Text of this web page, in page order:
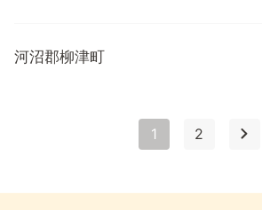
河沼郡柳津町
1 2